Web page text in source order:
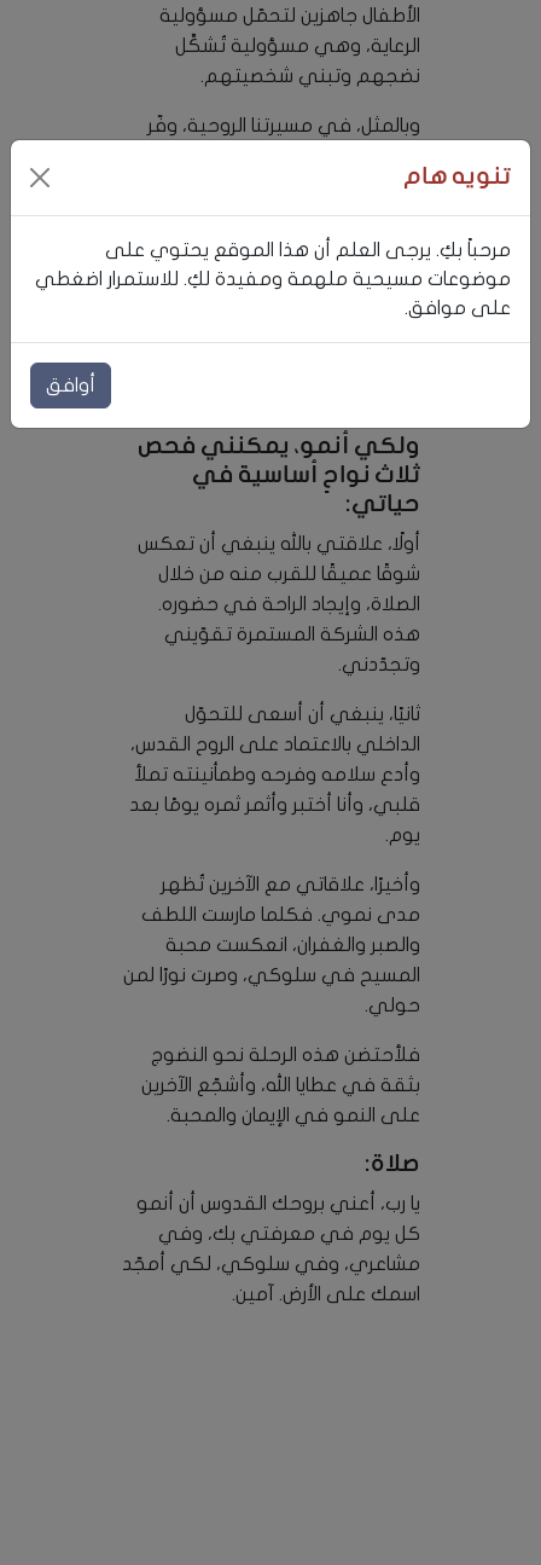
الأطفال جاهزين لتحمّل مسؤولية
الرعاية، وهي مسؤولية تُشكِّل
نضجهم وتبني شخصيتهم.
وبالمثل، في مسيرتنا الروحية، وفّر
في الإيمان. فالروح القدس يسكن
فينا، يمنحنا الإرشاد والقوة. وكلمة
الله هي أساسنا وبوصلتنا، وجماعة
المؤمنين، أي الكنيسة، تدعمنا
وتعلّمنا وتشجّعنا على المضي قدمًا
ولكي أنمو، يمكنني فحص
ثلاث نواحٍ أساسية في
حياتي:
أولًا، علاقتي بالله ينبغي أن تعكس
شوقًا عميقًا للقرب منه من خلال
الصلاة، وإيجاد الراحة في حضوره.
هذه الشركة المستمرة تقوّيني
وتجدّدني.
ثانيًا، ينبغي أن أسعى للتحوّل
الداخلي بالاعتماد على الروح القدس،
وأدع سلامه وفرحه وطمأنينته تملأ
قلبي، وأنا أختبر وأثمر ثمره يومًا بعد
يوم.
وأخيرًا، علاقاتي مع الآخرين تُظهر
مدى نموي. فكلما مارست اللطف
والصبر والغفران، انعكست محبة
المسيح في سلوكي، وصرت نورًا لمن
حولي.
فلأحتضن هذه الرحلة نحو النضوج
بثقة في عطايا الله، وأشجّع الآخرين
على النمو في الإيمان والمحبة.
صلاة:
يا رب، أعني بروحك القدوس أن أنمو
كل يوم في معرفتي بك، وفي
مشاعري، وفي سلوكي، لكي أمجّد
اسمك على الأرض. آمين.
تنويه هام
مرحباً بكِ. يرجى العلم أن هذا الموقع يحتوي على
موضوعات مسيحية ملهمة ومفيدة لكِ. للاستمرار اضغطي
على موافق.
أوافق